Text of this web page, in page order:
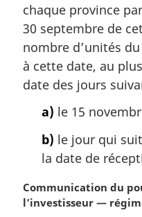
chaque province
30 septembre de
nombre d’unités
à cette date, au
date des jours
a) le 15
b) le jour qui
la date de
N
o
Communication du
l’investisseur —